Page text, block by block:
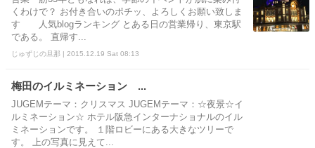
くわけで？ お付き合いのポチッ、よろしくお願い致しま
す 人気blogランキング とある日の営業帰り、東京駅
である。 直帰す...
じゅずじの旦那 | 2015.12.19 Sat 08:13
梅田のイルミネーション ...
JUGEMテーマ：クリスマス JUGEMテーマ：☆夜景☆イ
ルミネーション☆ ホテル阪急インターナショナルのイル
ミネーションです。 １階ロビーにある大きなツリーで
す。 上の写真に見えて...